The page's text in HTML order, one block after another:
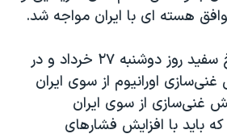
هسته ای با ایران مواجه شد.
شورای امنیت ملی کاخ سفید روز دوشنبه ۲۷ خرداد و در
اورانیوم از سوی ایران
غنی‌سازی از سوی ایران
باید با افزایش فشار‌های